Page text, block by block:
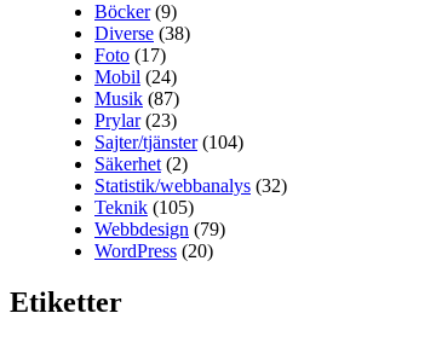
Böcker(9)
Diverse (38)
Foto (17)
Mobil (24)
Musik (87)
Prylar(23)
Sajter/tjänster(104)
Säkerhet (2)
Statistik/webbanalys (32)
Teknik (105)
Webbdesign (79)
WordPress (20)
Etiketter